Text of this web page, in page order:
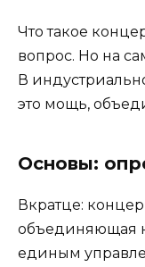
Что такое
вопрос. Но на
В
это мощь,
Основы:
Вкратце:
объединяющая
единым